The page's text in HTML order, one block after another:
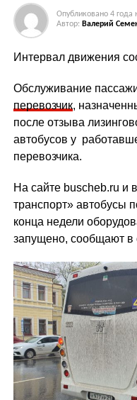
Опубликовано 4 года
Автор: Валерий
Интервал движения
Обслуживание
перевозчик,
после отзыва
автобусов у
перевозчика.
На сайте buscheb.ru и
транспорт» автобусы
конца недели
запущено, сообщают в